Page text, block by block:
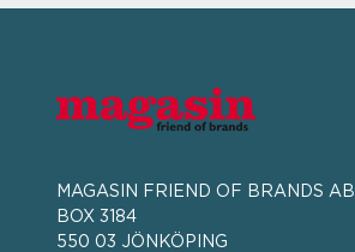
MAGASIN FRIEND OF BRANDS AB
BOX 3184
550 03 JÖNKÖPING